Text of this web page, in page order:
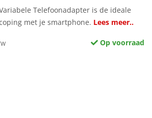
Telefoonadapter is de ideale
met je smartphone. Lees meer..
Op voorraad